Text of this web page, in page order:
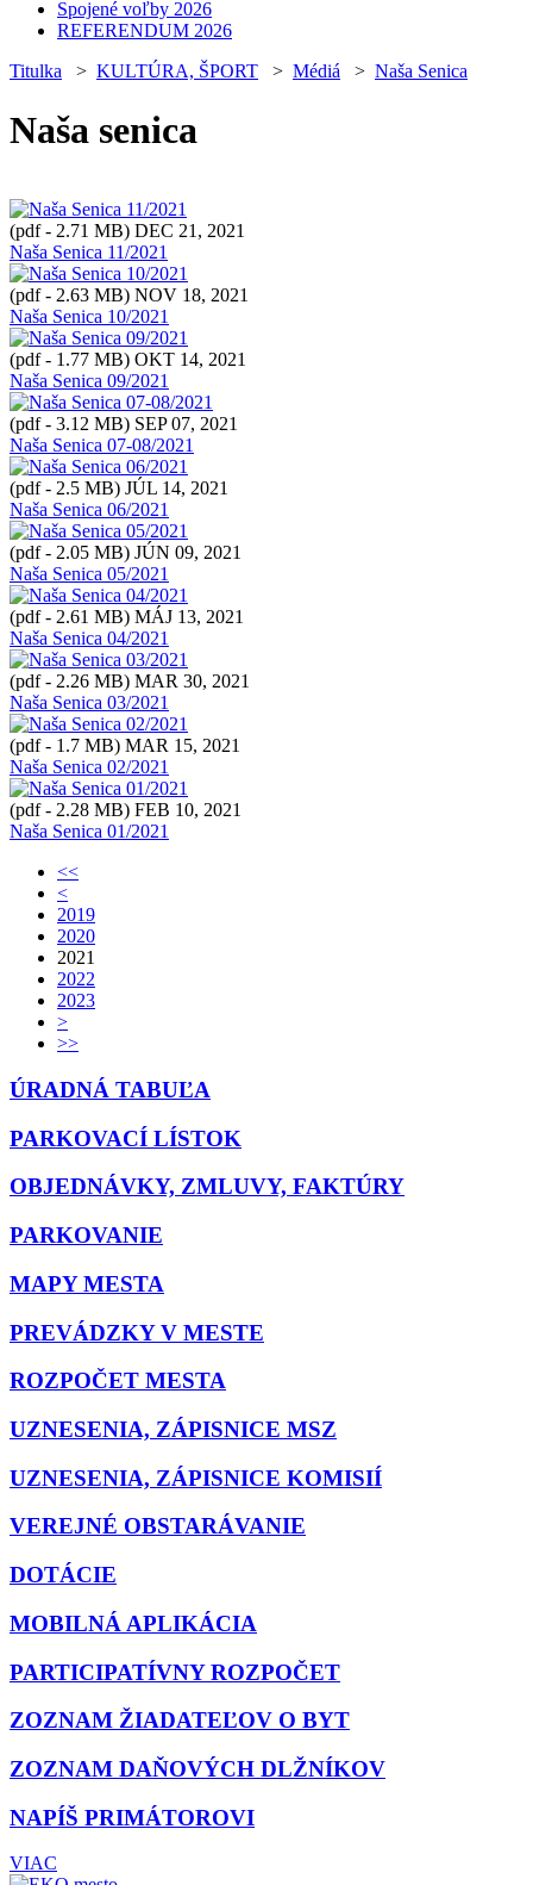
Spojené voľby 2026
REFERENDUM 2026
Titulka > KULTÚRA, ŠPORT > Médiá > Naša Senica
Naša senica
(pdf - 2.71 MB) DEC 21, 2021
Naša Senica 11/2021
(pdf - 2.63 MB) NOV 18, 2021
Naša Senica 10/2021
(pdf - 1.77 MB) OKT 14, 2021
Naša Senica 09/2021
(pdf - 3.12 MB) SEP 07, 2021
Naša Senica 07-08/2021
(pdf - 2.5 MB) JÚL 14, 2021
Naša Senica 06/2021
(pdf - 2.05 MB) JÚN 09, 2021
Naša Senica 05/2021
(pdf - 2.61 MB) MÁJ 13, 2021
Naša Senica 04/2021
(pdf - 2.26 MB) MAR 30, 2021
Naša Senica 03/2021
(pdf - 1.7 MB) MAR 15, 2021
Naša Senica 02/2021
(pdf - 2.28 MB) FEB 10, 2021
Naša Senica 01/2021
<<
<
2019
2020
2021
2022
2023
>
>>
ÚRADNÁ TABUĽA
PARKOVACÍ LÍSTOK
OBJEDNÁVKY, ZMLUVY, FAKTÚRY
PARKOVANIE
MAPY MESTA
PREVÁDZKY V MESTE
ROZPOČET MESTA
UZNESENIA, ZÁPISNICE MSZ
UZNESENIA, ZÁPISNICE KOMISIÍ
VEREJNÉ OBSTARÁVANIE
DOTÁCIE
MOBILNÁ APLIKÁCIA
PARTICIPATÍVNY ROZPOČET
ZOZNAM ŽIADATEĽOV O BYT
ZOZNAM DAŇOVÝCH DLŽNÍKOV
NAPÍŠ PRIMÁTOROVI
VIAC